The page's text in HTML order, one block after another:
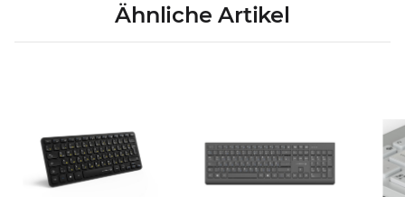
Ähnliche Artikel